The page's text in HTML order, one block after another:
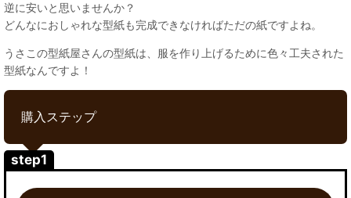
逆に安いと思いませんか？
どんなにおしゃれな型紙も完成できなければただの紙ですよね。
うさこの型紙屋さんの型紙は、服を作り上げるために色々工夫された
型紙なんですよ！
購入ステップ
step1